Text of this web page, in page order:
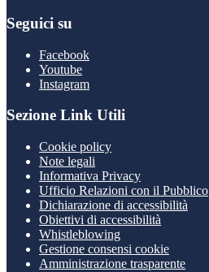
Seguici su
Facebook
Youtube
Instagram
Sezione Link Utili
Cookie policy
Note legali
Informativa Privacy
Ufficio Relazioni con il Pubblico
Dichiarazione di accessibilità
Obiettivi di accessibilità
Whistleblowing
Gestione consensi cookie
Amministrazione trasparente